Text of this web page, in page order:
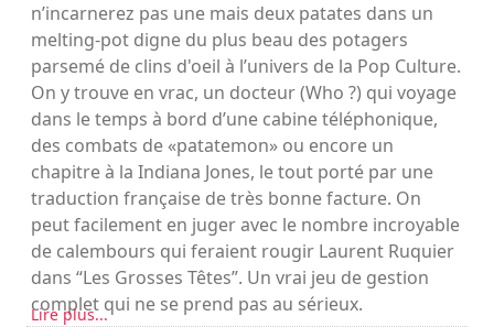
n’incarnerez pas une mais deux patates dans un
melting-pot digne du plus beau des potagers
parsemé de clins d'oeil à l’univers de la Pop Culture.
On y trouve en vrac, un docteur (Who ?) qui voyage
dans le temps à bord d’une cabine téléphonique,
des combats de «patatemon» ou encore un
chapitre à la Indiana Jones, le tout porté par une
traduction française de très bonne facture. On
peut facilement en juger avec le nombre incroyable
de calembours qui feraient rougir Laurent Ruquier
dans “Les Grosses Têtes”. Un vrai jeu de gestion
complet qui ne se prend pas au sérieux.
Lire plus...